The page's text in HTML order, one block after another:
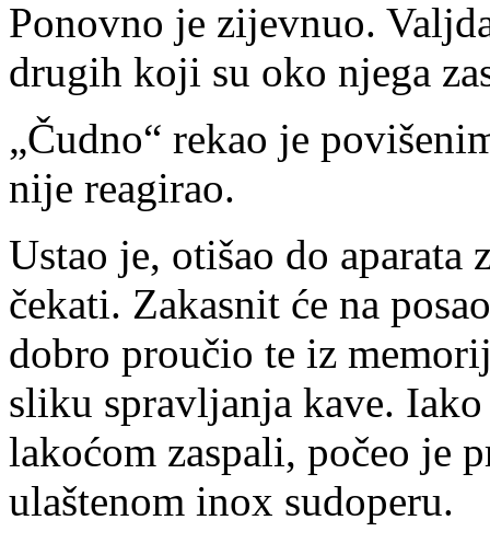
Ponovno je zijevnuo.
drugih koji su oko njega
„Čudno“ rekao je
nije reagirao.
Ustao je, otišao do aparata
čekati. Zakasnit će na
dobro proučio te iz
sliku spravljanja kave.
lakoćom zaspali, počeo je
ulaštenom inox sudoperu.